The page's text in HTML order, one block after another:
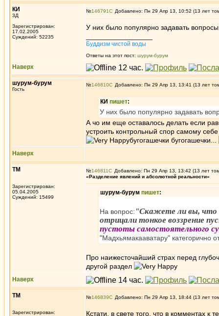
КИ
3Д
Зарегистрирован:
17.02.2005
Суждений: 52235
№146791 Добавлено: Пн 29 Апр 13, 10:52 (13 лет
У них было популярно задавать
Буддизм чистой воды
Ответы на этот пост: шурум-бурум
Наверх
шурум-бурум
Гость
№146810 Добавлено: Пн 29 Апр 13, 13:41 (13 лет
КИ пишет:
У них было популярно задавать
А чо им еще оставалось делать если
устроить контрольный спор самому себе
бугогашечки бугогашечки...
Наверх
ТМ
Зарегистрирован:
05.04.2005
Суждений: 15499
№146811
Добавлено: Пн 29 Апр 13, 13:42 (13 лет
«Разделение явлений и абсолютной реальности»
шурум-бурум пишет:
На вопрос: "Скажете ли вы, что
отрицали тонкое воззрение
пустоты самостоятельного
"Мадхьямакааватару" категорично
Про наижесточайший страх перед
другой раздел
Наверх
ТМ
Зарегистрирован:
№146839 Добавлено: Пн 29 Апр 13, 18:44 (13 лет
Кстати, в свете того, что в комментах к